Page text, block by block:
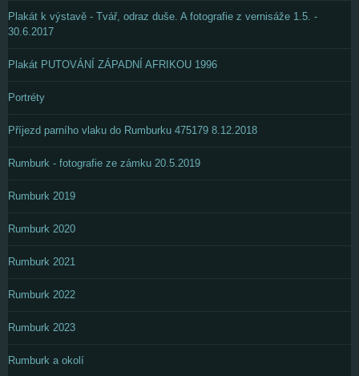
Plakát k výstavě - Tvář, odraz duše. A fotografie z vernisáže 1.5. -
30.6.2017
Plakát PUTOVÁNÍ ZÁPADNÍ AFRIKOU 1996
Portréty
Příjezd parního vlaku do Rumburku 475179 8.12.2018
Rumburk - fotografie ze zámku 20.5.2019
Rumburk 2019
Rumburk 2020
Rumburk 2021
Rumburk 2022
Rumburk 2023
Rumburk a okolí